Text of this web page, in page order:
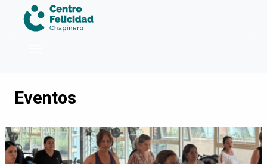
Pasar al contenido principal
Eventos